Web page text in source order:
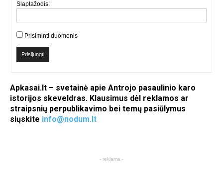
Slaptažodis:
Prisiminti duomenis
Prisijungti
Apkasai.lt – svetainė apie Antrojo pasaulinio karo
istorijos skeveldras. Klausimus dėl reklamos ar
straipsnių perpublikavimo bei temų pasiūlymus
siųskite info@nodum.lt
- reklama -